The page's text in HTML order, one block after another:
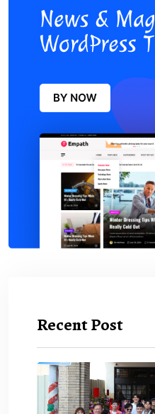
Recent Post